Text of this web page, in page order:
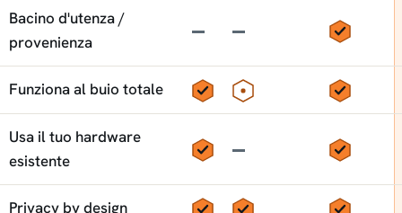
Bacino d'utenza /
provenienza
No No Sì
Funziona al buio totale Sì Parziale Sì
Usa il tuo hardware
esistente
Sì No Sì
Privacy by design Sì Sì Sì